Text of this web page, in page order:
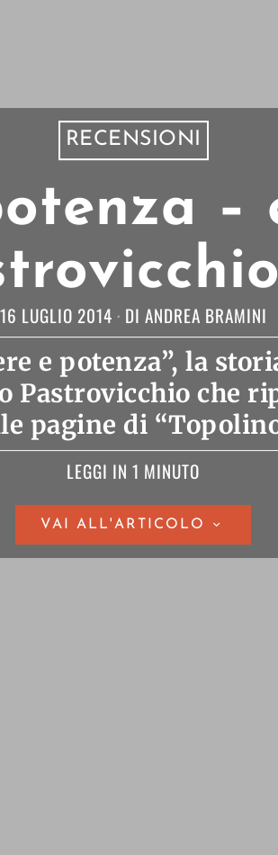
RECENSIONI
–
16 LUGLIO 2014 DI ANDREA BRAMINI
e potenza”, la
Pastrovicchio che
pagine di
LEGGI IN 1 MINUTO
VAI ALL'ARTICOLO